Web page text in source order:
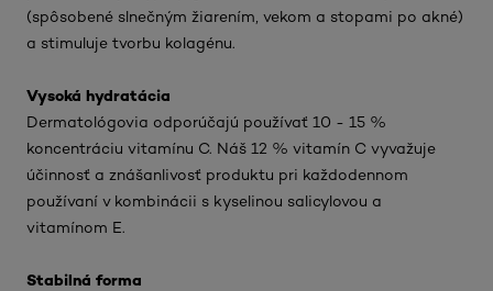
(spôsobené slnečným žiarením, vekom a stopami po akné)
a stimuluje tvorbu kolagénu.
Vysoká hydratácia
Dermatológovia odporúčajú používať 10 - 15 %
koncentráciu vitamínu C. Náš 12 % vitamín C vyvažuje
účinnosť a znášanlivosť produktu pri každodennom
používaní v kombinácii s kyselinou salicylovou a
vitamínom E.
Stabilná forma